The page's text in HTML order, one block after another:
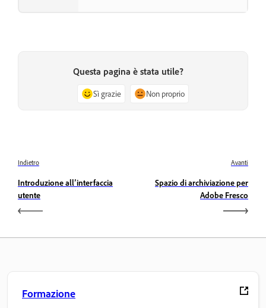
Questa pagina è stata utile?
Sì grazie Non proprio
Indietro
Introduzione all’interfaccia
utente
Avanti
Spazio di archiviazione per
Adobe Fresco
Formazione